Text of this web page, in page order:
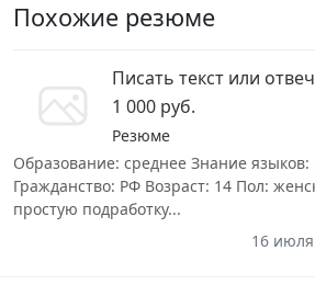
Похожие резюме
Писать текст или
1 000 руб.
Резюме
Образование: среднее Знание языков:
Гражданство: РФ Возраст: 14 Пол:
простую подработку...
16